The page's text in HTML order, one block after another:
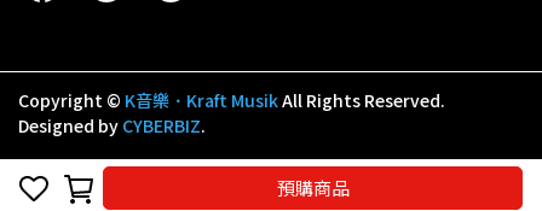
預購商品
Copyright © K音樂．Kraft MusikAll Rights Reserved.
Designed by CYBERBIZ.